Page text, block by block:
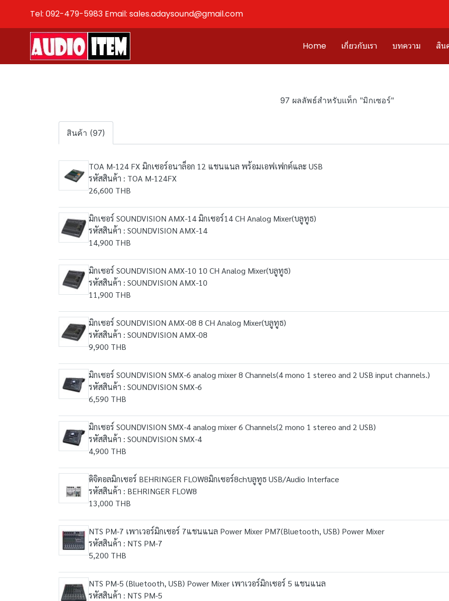
Tel: 092-479-5983 Email: sales.adaysound@gmail.com
Home เกี่ยวกับเรา บทความ สิน
97 ผลลัพธ์สำหรับแท็ก "มิกเซอร์"
สินค้า (97)
TOA M-124 FX มิกเซอร์อนาล็อก 12 แชนแนล พร้อมเอฟเฟกต์และ USB
รหัสสินค้า : TOA M-124FX
26,600 THB
มิกเซอร์ SOUNDVISION AMX-14 มิกเซอร์14 CH Analog Mixer(บลูทูธ)
รหัสสินค้า : SOUNDVISION AMX-14
14,900 THB
มิกเซอร์ SOUNDVISION AMX-10 10 CH Analog Mixer(บลูทูธ)
รหัสสินค้า : SOUNDVISION AMX-10
11,900 THB
มิกเซอร์ SOUNDVISION AMX-08 8 CH Analog Mixer(บลูทูธ)
รหัสสินค้า : SOUNDVISION AMX-08
9,900 THB
มิกเซอร์ SOUNDVISION SMX-6 analog mixer 8 Channels(4 mono 1 stereo and 2 USB input channels.)
รหัสสินค้า : SOUNDVISION SMX-6
6,590 THB
มิกเซอร์ SOUNDVISION SMX-4 analog mixer 6 Channels(2 mono 1 stereo and 2 USB)
รหัสสินค้า : SOUNDVISION SMX-4
4,900 THB
ดิจิตอลมิกเซอร์ BEHRINGER FLOW8มิกเซอร์8chบลูทูธ USB/Audio Interface
รหัสสินค้า : BEHRINGER FLOW8
13,000 THB
NTS PM-7 เพาเวอร์มิกเซอร์ 7แชนแนล Power Mixer PM7(Bluetooth, USB) Power Mixer
รหัสสินค้า : NTS PM-7
5,200 THB
NTS PM-5 (Bluetooth, USB) Power Mixer เพาเวอร์มิกเซอร์ 5 แชนแนล
รหัสสินค้า : NTS PM-5